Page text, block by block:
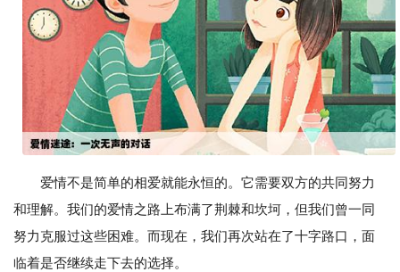
爱情不是简单的相爱就能永恒的。它需要双方的共同努力
和理解。我们的爱情之路上布满了荆棘和坎坷，但我们曾一同
努力克服过这些困难。而现在，我们再次站在了十字路口，面
临着是否继续走下去的选择。